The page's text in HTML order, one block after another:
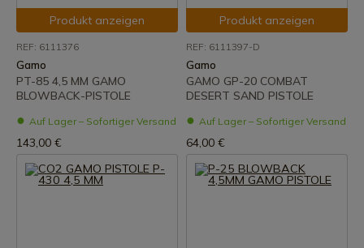
Produkt anzeigen
REF: 6111376
Gamo
PT-85 4,5 MM GAMO
BLOWBACK-PISTOLE
Auf Lager – Sofortiger Versand
143,00 €
Produkt anzeigen
REF: 6111397-D
Gamo
GAMO GP-20 COMBAT
DESERT SAND PISTOLE
Auf Lager – Sofortiger Versand
64,00 €